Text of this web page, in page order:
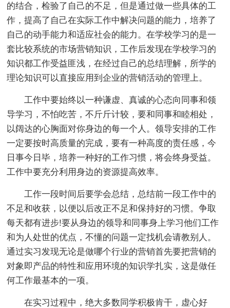
的结合，检验了自己的不足，但是通过做一些具体的工
作，提高了自己在实际工作中解决问题的能力，培养了
自己的动手能力和适应社会的能力。在学校学习的是一
套比较系统的市场营销知识，工作后发现在学校学习的
知识都工作受益匪浅，在经过自己的总结理解，所学的
理论知识可以直接应用到企业的营销活动的管理上。
工作中要始终以一种谦虚、真诚的心态向同事和领
导学习，不怕吃苦，不斤斤计较，要和同事和睦相处，
以阔达的心胸面对你身边的每一个人。领导安排的工作
一定要按时高质量的完成，要有一种高度的责任感，今
日事今日毕，培养一种好的工作习惯，将会终身受益。
工作中要充分利用身边的资源提高效率。
工作一段时间后要学会总结，总结前一段工作中的
不足和收获，以便以后改正不足和保持好的习惯。争取
每天都有进步!要从身边的领导和同事身上学习他们工作
和为人处世的优点，不懂的问题一定找机会请教别人。
通过实习发现无论是做哪个行业的营销首先要把营销的
对象即产品的特性和应用环境的知识学扎实，这是做任
何工作最基本的一项。
在实习过程中，绝大多数同学积极肯干，虚心好